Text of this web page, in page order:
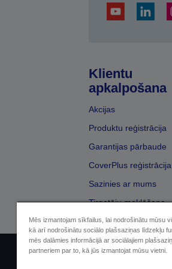
Klientu
apkalpošana
Akcijas
Produktu reģistrācija
Garantijas pārbaude
CoverPlus reģistrācija
Sazinies ar mums
Tirgotāju meklēšana
Sellers
Mēs izmantojam sīkfailus, lai nodrošinātu mūsu
kā arī nodrošinātu sociālo plašsaziņas līdzekļu
mēs dalāmies informācijā ar sociālajiem
partneriem par to, kā jūs izmantojat mūsu vietni.